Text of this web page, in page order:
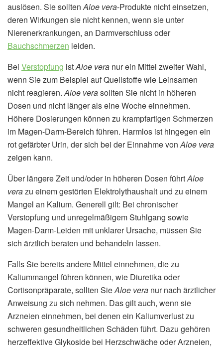
auslösen. Sie solltenAloe vera-Produkte nicht einsetzen,
deren Wirkungen sie nicht kennen, wenn sie unter
Nierenerkrankungen, an Darmverschluss oder
Bauchschmerzen leiden.
Bei Verstopfung istAloe vera nur ein Mittel zweiter Wahl,
wenn Sie zum Beispiel auf Quellstoffe wie Leinsamen
nicht reagieren.Aloe verasollten Sie nicht in höheren
Dosen und nicht länger als eine Woche einnehmen.
Höhere Dosierungen können zu krampfartigen Schmerzen
im Magen-Darm-Bereich führen. Harmlos ist hingegen ein
rot gefärbter Urin, der sich bei der Einnahme vonAloe vera
zeigen kann.
Über längere Zeit und/oder in höheren Dosen führtAloe
verazu einem gestörten Elektrolythaushalt und zu einem
Mangel an Kalium. Generell gilt: Bei chronischer
Verstopfung und unregelmäßigem Stuhlgang sowie
Magen-Darm-Leiden mit unklarer Ursache, müssen Sie
sich ärztlich beraten und behandeln lassen.
Falls Sie bereits andere Mittel einnehmen, die zu
Kaliummangel führen können, wie Diuretika oder
Cortisonpräparate, sollten SieAloe vera nur nach ärztlicher
Anweisung zu sich nehmen. Das gilt auch, wenn sie
Arzneien einnehmen, bei denen ein Kaliumverlust zu
schweren gesundheitlichen Schäden führt. Dazu gehören
herzeffektive Glykoside bei Herzschwäche oder Arzneien,